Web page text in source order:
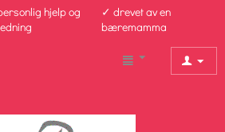
hjelp og
✓ drevet av en
bæremamma